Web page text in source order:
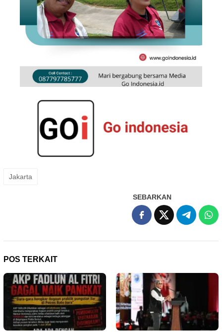
Jakarta
SEBARKAN
POS TERKAIT